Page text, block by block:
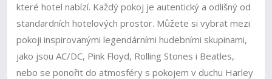
které hotel nabízí. Každý pokoj je autentický a odlišný od
standardních hotelových prostor. Můžete si vybrat mezi
pokoji inspirovanými legendárními hudebními skupinami,
jako jsou AC/DC, Pink Floyd, Rolling Stones i Beatles,
nebo se ponořit do atmosféry s pokojem v duchu Harley